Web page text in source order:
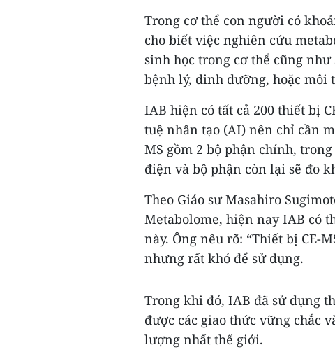
Trong cơ thể con người có
cho biết việc nghiên cứu
sinh học trong cơ thể cũng
bệnh lý, dinh dưỡng, hoặc môi
IAB hiện có tất cả 200 thiết bị
tuệ nhân tạo (AI) nên chỉ cần
MS gồm 2 bộ phận chính,
điện và bộ phận còn lại sẽ đo
Theo Giáo sư Masahiro
Metabolome, hiện nay IAB có
này. Ông nêu rõ: “Thiết bị CE-
nhưng rất khó để sử dụng.
Trong khi đó, IAB đã sử dụng
được các giao thức vững chắc
lượng nhất thế giới.